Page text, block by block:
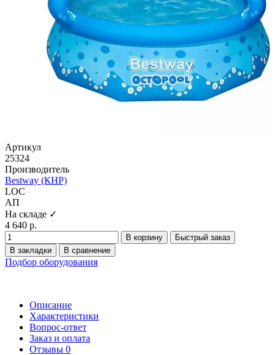
Артикул
25324
Производитель
Bestway (КНР)
LOC
АП
На складе ✓
4 640 р.
В корзину
Быстрый заказ
В закладки
В сравнение
Подбор оборудования
Описание
Характеристики
Вопрос-ответ
Заказ и оплата
Отзывы 0